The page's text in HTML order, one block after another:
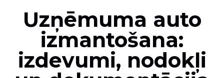
Uzņēmuma auto
izmantošana:
izdevumi, nodokļi